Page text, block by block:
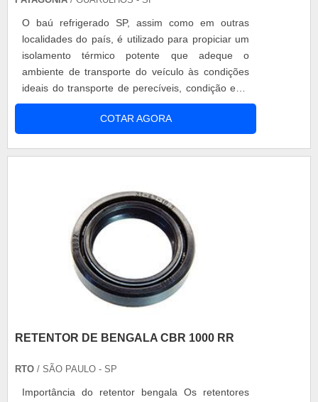
O baú refrigerado SP, assim como em outras
localidades do país, é utilizado para propiciar um
isolamento térmico potente que adeque o
ambiente de transporte do veículo às condições
ideais do transporte de perecíveis, condição esta
que é capaz de preservar produtos congelados
durante o transporte em vans, caminhonetes,
caminhões e em outros veículos transportadores.
COTAR AGORA
RETENTOR DE BENGALA CBR 1000 RR
RTO / SÃO PAULO - SP
Importância do retentor bengala Os retentores